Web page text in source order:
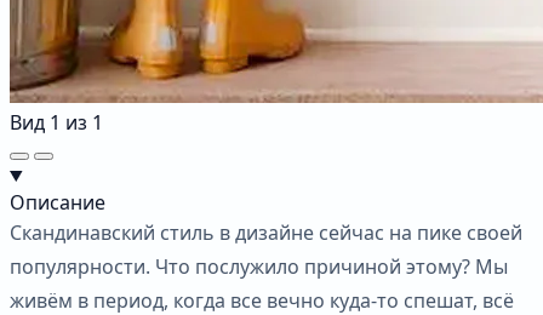
Вид 1 из 1
Описание
Скандинавский стиль в дизайне сейчас на пике своей
популярности. Что послужило причиной этому? Мы
живём в период, когда все вечно куда-то спешат, всё